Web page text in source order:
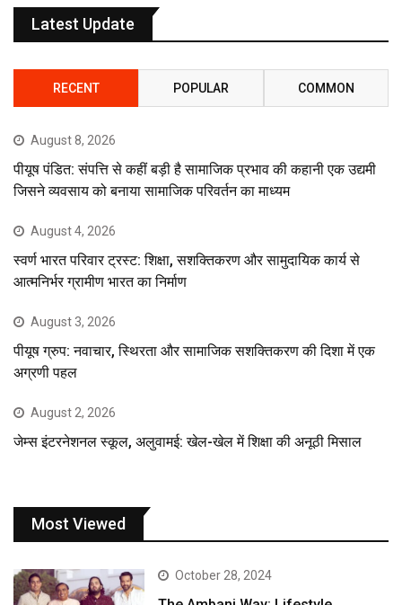
Latest Update
RECENT POPULAR COMMON
August 8, 2026
पीयूष पंडित: संपत्ति से कहीं बड़ी है सामाजिक प्रभाव की कहानी एक उद्यमी
जिसने व्यवसाय को बनाया सामाजिक परिवर्तन का माध्यम
August 4, 2026
स्वर्ण भारत परिवार ट्रस्ट: शिक्षा, सशक्तिकरण और सामुदायिक कार्य से
आत्मनिर्भर ग्रामीण भारत का निर्माण
August 3, 2026
पीयूष ग्रुप: नवाचार, स्थिरता और सामाजिक सशक्तिकरण की दिशा में एक
अग्रणी पहल
August 2, 2026
जेम्स इंटरनेशनल स्कूल, अलुवामई: खेल-खेल में शिक्षा की अनूठी मिसाल
Most Viewed
October 28, 2024